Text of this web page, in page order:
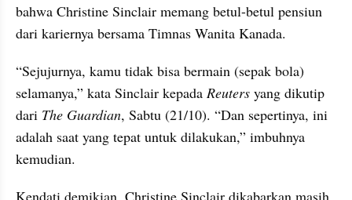
bahwa Christine Sinclair memang betul-betul pensiun
dari kariernya bersama Timnas Wanita Kanada.
“Sejujurnya, kamu tidak bisa bermain (sepak bola)
selamanya,” kata Sinclair kepada Reuters yang dikutip
dari The Guardian, Sabtu (21/10). “Dan sepertinya, ini
adalah saat yang tepat untuk dilakukan,” imbuhnya
kemudian.
Kendati demikian, Christine Sinclair dikabarkan masih